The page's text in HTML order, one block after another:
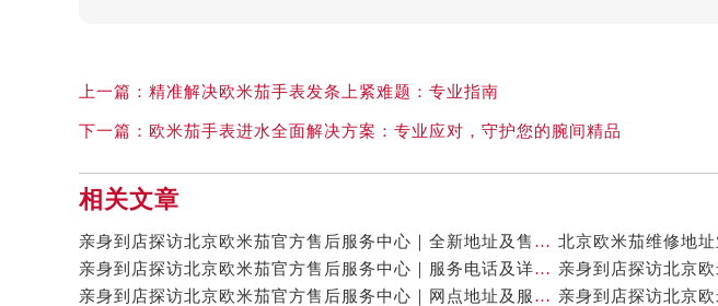
上一篇： 精准解决欧米茄手表发条上紧难题：专业指南
下一篇： 欧米茄手表进水全面解决方案：专业应对，守护您的腕间精品
相关文章
亲身到店探访北京欧米茄官方售后服务中心｜全新地址及售后热线（2026年7月最新）
亲身到店探访北京欧米茄官方售后服务中心｜服务电话及详细网点地址（2026年7月最新）
亲身到店探访北京欧米茄官方售后服务中心｜网点地址及服务电话（2026年7月最新）